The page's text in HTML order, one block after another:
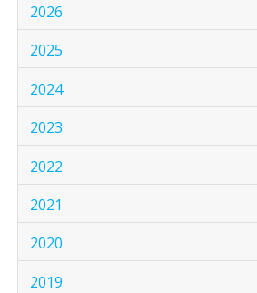
2026
2025
2024
2023
2022
2021
2020
2019